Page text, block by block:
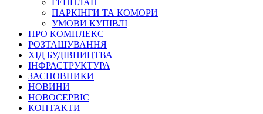
ГЕНПЛАН
ПАРКІНГИ ТА КОМОРИ
УМОВИ КУПІВЛІ
ПРО КОМПЛЕКС
РОЗТАШУВАННЯ
ХІД БУДІВНИЦТВА
ІНФРАСТРУКТУРА
ЗАСНОВНИКИ
НОВИНИ
НОВОСЕРВІС
КОНТАКТИ